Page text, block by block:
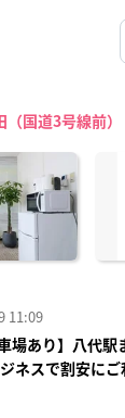
国道3号線前）
11:09
場あり】八代
スで割安にご